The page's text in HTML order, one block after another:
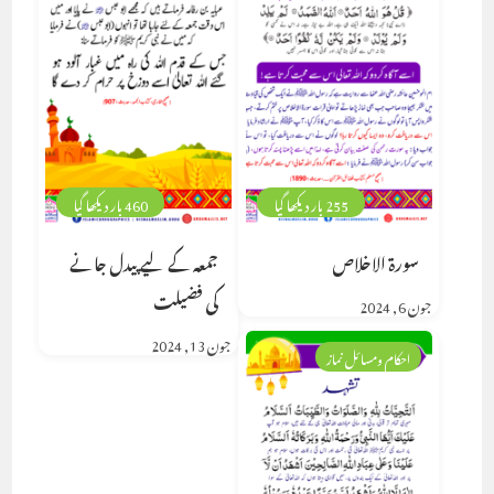
460 بار دیکھا گیا
جمعہ کے لیے پیدل جانے
کی فضیلت
جون 13, 2024
255 بار دیکھا گیا
سورۃ الاخلاص
جون 6, 2024
احکام ومسائل نماز